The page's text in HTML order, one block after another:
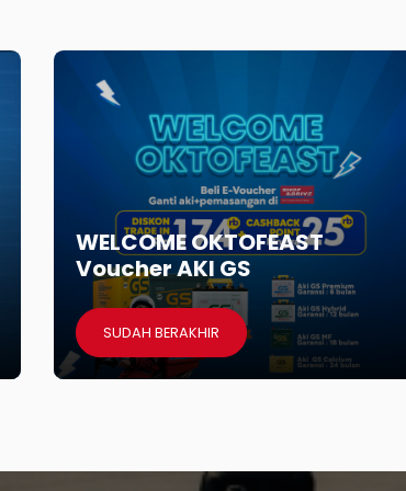
WELCOME OKTOFEAST
Voucher AKI GS
SUDAH BERAKHIR